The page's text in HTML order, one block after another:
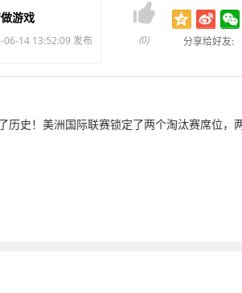
游戏
06-14 13:52:09 发布

(0) 分享给好友:
历史！美洲国际联赛锁定了两个淘汰赛席位